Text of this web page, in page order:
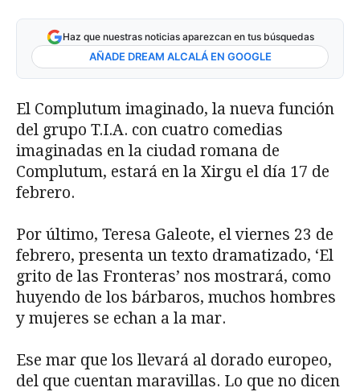
Haz que nuestras noticias aparezcan en tus búsquedas
AÑADE DREAM ALCALÁ EN GOOGLE
El Complutum imaginado, la nueva función
del grupo T.I.A. con cuatro comedias
imaginadas en la ciudad romana de
Complutum, estará en la Xirgu el día 17 de
febrero.
Por último, Teresa Galeote, el viernes 23 de
febrero, presenta un texto dramatizado, ‘El
grito de las Fronteras’ nos mostrará, como
huyendo de los bárbaros, muchos hombres
y mujeres se echan a la mar.
Ese mar que los llevará al dorado europeo,
del que cuentan maravillas. Lo que no dicen